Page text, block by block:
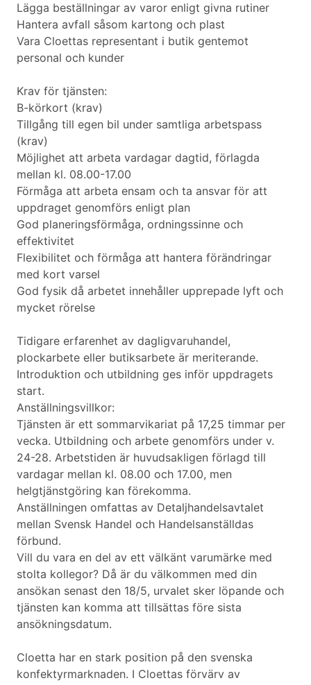
Lägga beställningar av varor enligt givna rutiner
Hantera avfall såsom kartong och plast
Vara Cloettas representant i butik gentemot
personal och kunder
Krav för tjänsten:
B-körkort (krav)
Tillgång till egen bil under samtliga arbetspass
(krav)
Möjlighet att arbeta vardagar dagtid, förlagda
mellan kl. 08.00-17.00
Förmåga att arbeta ensam och ta ansvar för att
uppdraget genomförs enligt plan
God planeringsförmåga, ordningssinne och
effektivitet
Flexibilitet och förmåga att hantera förändringar
med kort varsel
God fysik då arbetet innehåller upprepade lyft och
mycket rörelse
Tidigare erfarenhet av dagligvaruhandel,
plockarbete eller butiksarbete är meriterande.
Introduktion och utbildning ges inför uppdragets
start.
Anställningsvillkor:
Tjänsten är ett sommarvikariat på 17,25 timmar per
vecka. Utbildning och arbete genomförs under v.
24-28. Arbetstiden är huvudsakligen förlagd till
vardagar mellan kl. 08.00 och 17.00, men
helgtjänstgöring kan förekomma.
Anställningen omfattas av Detaljhandelsavtalet
mellan Svensk Handel och Handelsanställdas
förbund.
Vill du vara en del av ett välkänt varumärke med
stolta kollegor? Då är du välkommen med din
ansökan senast den 18/5, urvalet sker löpande och
tjänsten kan komma att tillsättas före sista
ansökningsdatum.
Cloetta har en stark position på den svenska
konfektyrmarknaden. I Cloettas förvärv av